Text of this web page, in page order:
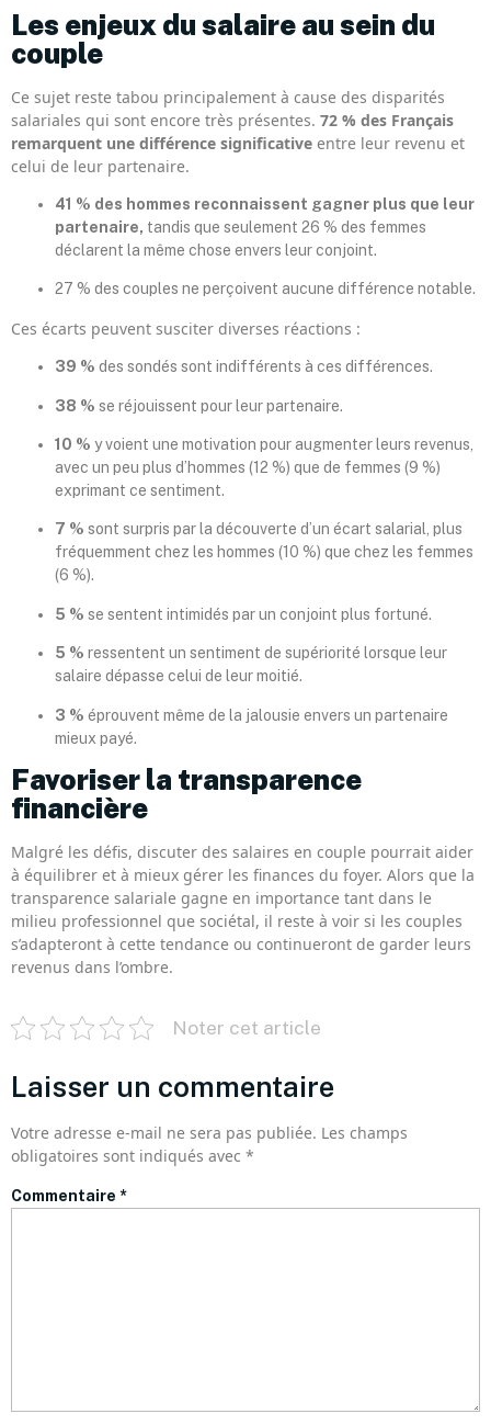
Les enjeux du salaire au sein du
couple
Ce sujet reste tabou principalement à cause des disparités
salariales qui sont encore très présentes. 72 % des Français
remarquent une différence significative entre leur revenu et
celui de leur partenaire.
41 % des hommes reconnaissent gagner plus que leur
partenaire, tandis que seulement 26 % des femmes
déclarent la même chose envers leur conjoint.
27 % des couples ne perçoivent aucune différence notable.
Ces écarts peuvent susciter diverses réactions :
39 % des sondés sont indifférents à ces différences.
38 % se réjouissent pour leur partenaire.
10 % y voient une motivation pour augmenter leurs revenus,
avec un peu plus d’hommes (12 %) que de femmes (9 %)
exprimant ce sentiment.
7 % sont surpris par la découverte d’un écart salarial, plus
fréquemment chez les hommes (10 %) que chez les femmes
(6 %).
5 % se sentent intimidés par un conjoint plus fortuné.
5 % ressentent un sentiment de supériorité lorsque leur
salaire dépasse celui de leur moitié.
3 % éprouvent même de la jalousie envers un partenaire
mieux payé.
Favoriser la transparence
financière
Malgré les défis, discuter des salaires en couple pourrait aider
à équilibrer et à mieux gérer les finances du foyer. Alors que la
transparence salariale gagne en importance tant dans le
milieu professionnel que sociétal, il reste à voir si les couples
s’adapteront à cette tendance ou continueront de garder leurs
revenus dans l’ombre.
Noter cet article
Laisser un commentaire
Votre adresse e-mail ne sera pas publiée. Les champs
obligatoires sont indiqués avec *
Commentaire *